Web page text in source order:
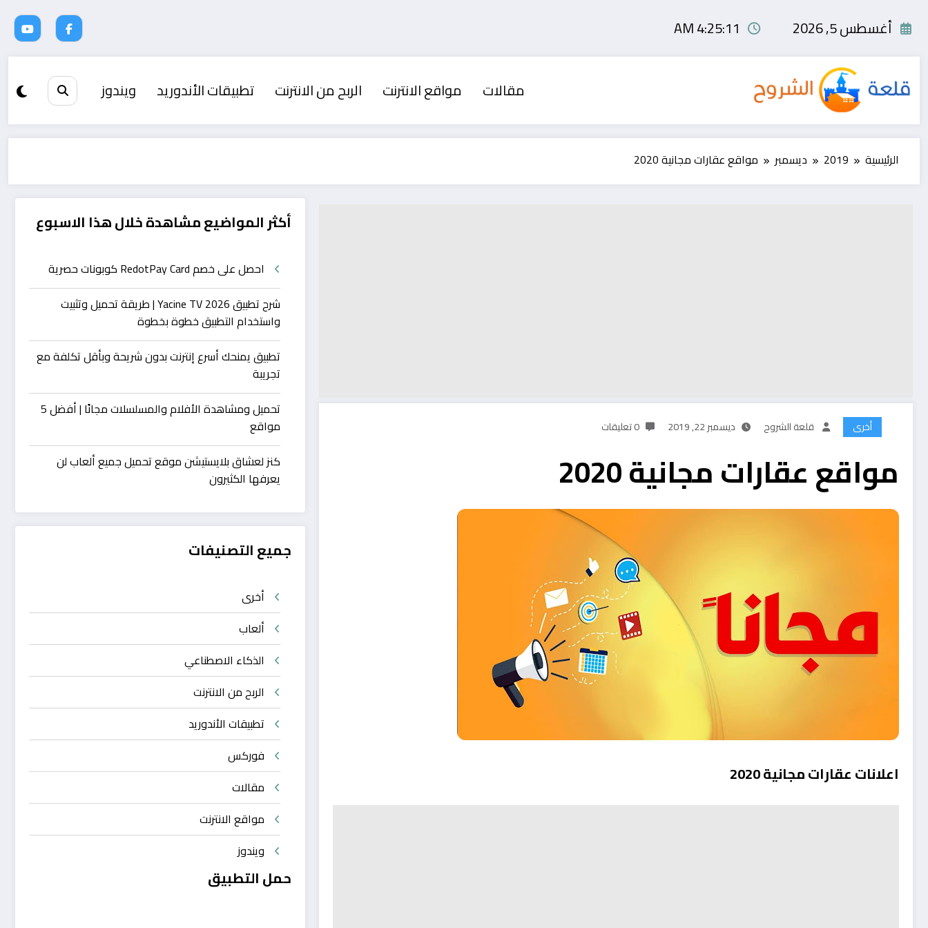
أغسطس 5, 2026 4:25:12 AM
مقالات مواقع الانترنت الربح من الانترنت تطبيقات الأندوريد ويندوز
الرئيسية 2019 ديسمبر مواقع عقارات مجانية 2020
أخرى قلعة الشروح ديسمبر 22, 2019 0 تعليقات
مواقع عقارات مجانية 2020
اعلانات عقارات مجانية 2020
أكثر المواضيع مشاهدة خلال هذا الاسبوع
احصل على خصم RedotPay Card كوبونات حصرية
شرح تطبيق Yacine TV 2026 | طريقة تحميل وتثبيت
واستخدام التطبيق خطوة بخطوة
تطبيق يمنحك أسرع إنترنت بدون شريحة وبأقل تكلفة مع
تجريبة
تحميل ومشاهدة الأفلام والمسلسلات مجانًا | أفضل 5
مواقع
كنز لعشاق بلايستيشن موقع تحميل جميع ألعاب لن
يعرفها الكثيرون
جميع التصنيفات
أخرى
ألعاب
الذكاء الاصطناعي
الربح من الانترنت
تطبيقات الأندوريد
فوركس
مقالات
مواقع الانترنت
ويندوز
حمل التطبيق